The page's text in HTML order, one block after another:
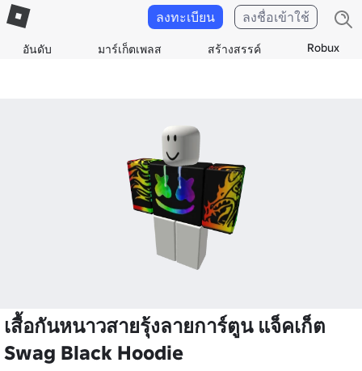
อันดับ มาร์เก็ตเพลส สร้างสรรค์ Robux
ลงทะเบียน ลงชื่อเข้าใช้
เสื้อกันหนาวสายรุ้งลายการ์ตูน แจ็คเก็ต
Swag Black Hoodie